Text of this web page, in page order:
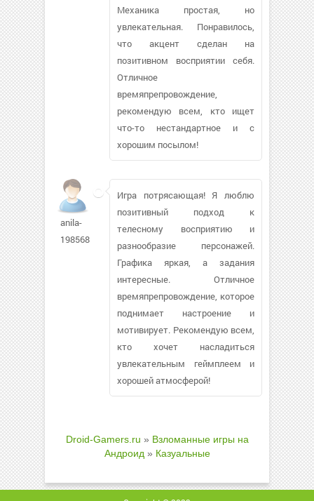
Механика простая, но
увлекательная. Понравилось,
что акцент сделан на
позитивном восприятии себя.
Отличное
времяпрепровождение,
рекомендую всем, кто ищет
что-то нестандартное и с
хорошим посылом!
anila-
1985685
Игра потрясающая! Я люблю
позитивный подход к
телесному восприятию и
разнообразие персонажей.
Графика яркая, а задания
интересные. Отличное
времяпрепровождение, которое
поднимает настроение и
мотивирует. Рекомендую всем,
кто хочет насладиться
увлекательным геймплеем и
хорошей атмосферой!
Droid-Gamers.ru » Взломанные игры на
Андроид » Казуальные